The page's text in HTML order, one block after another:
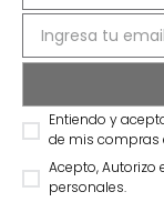
Entiendo y
de mis compras
Acepto, Autorizo
personales.